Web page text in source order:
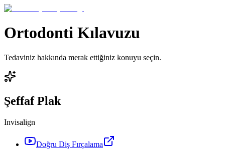
Ortodonti Kılavuzu
Tedaviniz hakkında merak ettiğiniz konuyu seçin.
Şeffaf Plak
Invisalign
Doğru Diş Fırçalama